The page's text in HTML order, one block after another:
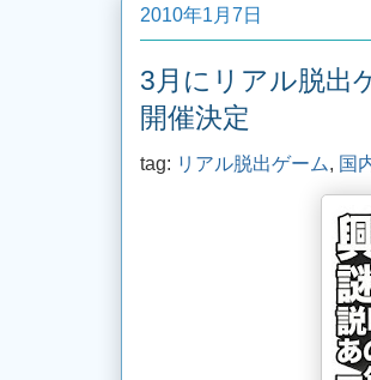
2010年1月7日
3月にリアル脱出
開催決定
tag: リアル脱出ゲーム, 国